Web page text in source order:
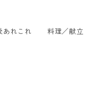
あれこれ 料理／献立